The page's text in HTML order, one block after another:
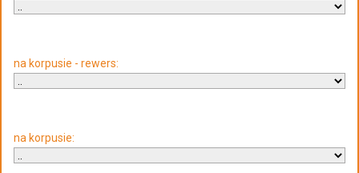
na korpusie - rewers:
na korpusie: